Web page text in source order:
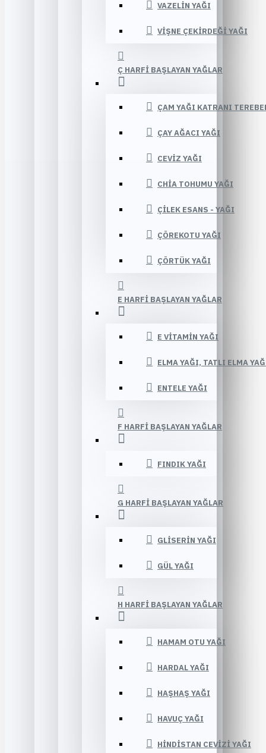
VAZELIN YAĞI
VIŞNE ÇEKIRDEĞI YAĞI
Ç HARFI BAŞLAYAN YAĞLAR
ÇAM YAĞI KATRANI
ÇAY AĞACI YAĞI
CEVIZ YAĞI
CHIA TOHUMU YAĞI
ÇILEK ESANS - YAĞI
ÇÖREKOTU YAĞI
ÇÖRTÜK YAĞI
E HARFI BAŞLAYAN YAĞLAR
E VITAMIN YAĞI
ELMA YAĞI, TATLI ELMA
ENTELE YAĞI
F HARFI BAŞLAYAN YAĞLAR
FINDIK YAĞI
G HARFI BAŞLAYAN YAĞLAR
GLISERIN YAĞI
GÜL YAĞI
H HARFI BAŞLAYAN YAĞLAR
HAMAM OTU YAĞI
HARDAL YAĞI
HAŞHAŞ YAĞI
HAVUÇ YAĞI
HINDISTAN CEVIZI YAĞI